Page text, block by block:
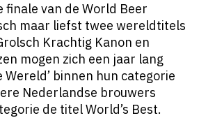
finale van de World Beer
maar liefst twee wereldtitels
Krachtig Kanon en
mogen zich een jaar lang
Wereld’ binnen hun categorie
Nederlandse brouwers
de titel World’s Best.